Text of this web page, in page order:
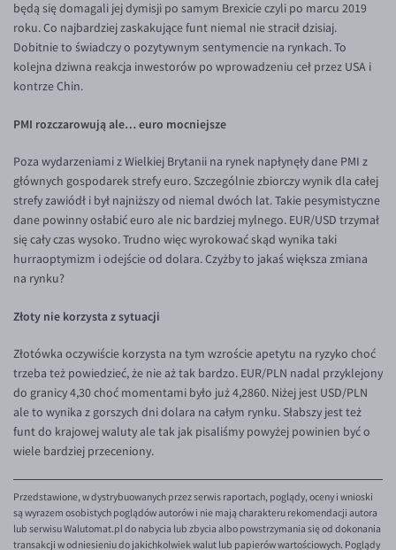
EUR/BGN
EUR/CAD
EUR/CNY
EUR/HUF
EUR/ILS
EUR/JPY
EUR/NZD
EUR/RON
EUR/SGD
EUR/TRY
GBP/USD
USD/CHF
GBP/CHF
będą się domagali jej dymisji po samym Brexicie czyli po marcu 2019
roku. Co najbardziej zaskakujące funt niemal nie stracił dzisiaj.
Dobitnie to świadczy o pozytywnym sentymencie na rynkach. To
kolejna dziwna reakcja inwestorów po wprowadzeniu ceł przez USA i
kontrze Chin.
PMI rozczarowują ale… euro mocniejsze
Poza wydarzeniami z Wielkiej Brytanii na rynek napłynęły dane PMI z
głównych gospodarek strefy euro. Szczególnie zbiorczy wynik dla całej
strefy zawiódł i był najniższy od niemal dwóch lat. Takie pesymistyczne
dane powinny osłabić euro ale nic bardziej mylnego. EUR/USD trzymał
się cały czas wysoko. Trudno więc wyrokować skąd wynika taki
hurraoptymizm i odejście od dolara. Czyżby to jakaś większa zmiana
na rynku?
Złoty nie korzysta z sytuacji
Złotówka oczywiście korzysta na tym wzroście apetytu na ryzyko choć
trzeba też powiedzieć, że nie aż tak bardzo. EUR/PLN nadal przyklejony
do granicy 4,30 choć momentami było już 4,2860. Niżej jest USD/PLN
ale to wynika z gorszych dni dolara na całym rynku. Słabszy jest też
funt do krajowej waluty ale tak jak pisaliśmy powyżej powinien być o
wiele bardziej przeceniony.
Przedstawione, w dystrybuowanych przez serwis raportach, poglądy, oceny i wnioski
są wyrazem osobistych poglądów autorów i nie mają charakteru rekomendacji autora
lub serwisu Walutomat.pl do nabycia lub zbycia albo powstrzymania się od dokonania
transakcji w odniesieniu do jakichkolwiek walut lub papierów wartościowych. Poglądy